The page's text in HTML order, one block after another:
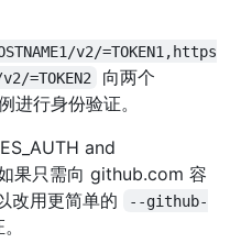
v2/=TOKEN1,https
=TOKEN2
向两个
行身份验证。
and
果只需向 github.com 容
改用更简单的
--github-